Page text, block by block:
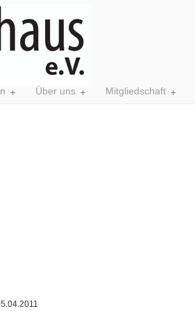
Über uns Mitgliedschaft